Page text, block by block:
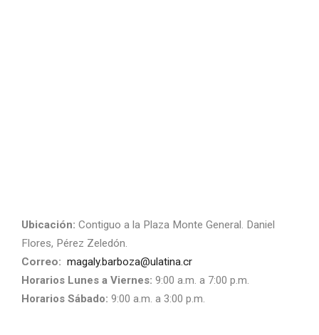
Ubicación: Contiguo a la Plaza Monte General. Daniel
Flores, Pérez Zeledón.
Correo: magaly.barboza@ulatina.cr
Horarios Lunes a Viernes: 9:00 a.m. a 7:00 p.m.
Horarios Sábado: 9:00 a.m. a 3:00 p.m.